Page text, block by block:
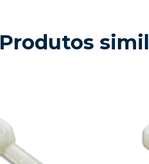
Produtos